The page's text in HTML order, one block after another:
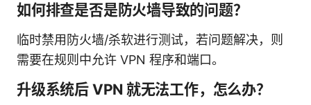
如何排查是否是防火墙导致的问题？
临时禁用防火墙/杀软进行测试，若问题解决，则
需要在规则中允许 VPN 程序和端口。
升级系统后 VPN 就无法工作，怎么办？